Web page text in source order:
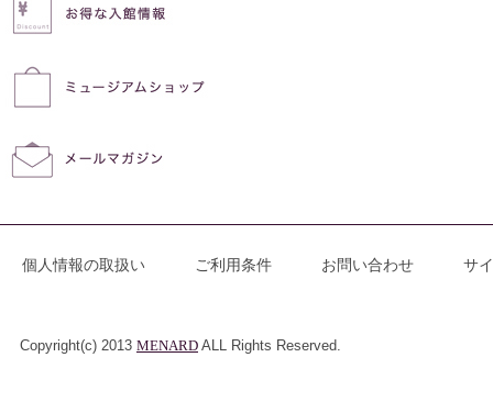
個人情報の取扱い ご利用条件 お問い合わせ サ
Copyright(c) 2013 MENARD ALL Rights Reserved.